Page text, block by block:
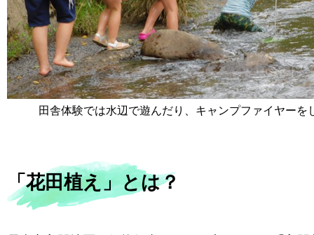
田舎体験では水辺で遊んだり、キャンプファイヤーを
「花田植え」とは？